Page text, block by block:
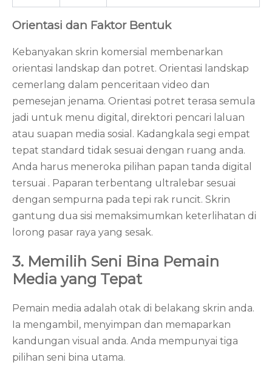
Orientasi dan Faktor Bentuk
Kebanyakan skrin komersial membenarkan
orientasi landskap dan potret. Orientasi landskap
cemerlang dalam penceritaan video dan
pemesejan jenama. Orientasi potret terasa semula
jadi untuk menu digital, direktori pencari laluan
atau suapan media sosial. Kadangkala segi empat
tepat standard tidak sesuai dengan ruang anda.
Anda harus meneroka pilihan papan tanda digital
tersuai . Paparan terbentang ultralebar sesuai
dengan sempurna pada tepi rak runcit. Skrin
gantung dua sisi memaksimumkan keterlihatan di
lorong pasar raya yang sesak.
3. Memilih Seni Bina Pemain
Media yang Tepat
Pemain media adalah otak di belakang skrin anda.
Ia mengambil, menyimpan dan memaparkan
kandungan visual anda. Anda mempunyai tiga
pilihan seni bina utama.